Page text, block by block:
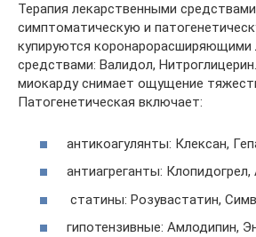
Терапия лекарственными
симптоматическую и
купируются коронарорасширяющими
средствами: Валидол,
миокарду снимает ощущение
Патогенетическая включает:
антикоагулянты: Клексан,
антиагреганты: Клопидогрел,
статины: Розувастатин,
гипотензивные: Амлодипин,